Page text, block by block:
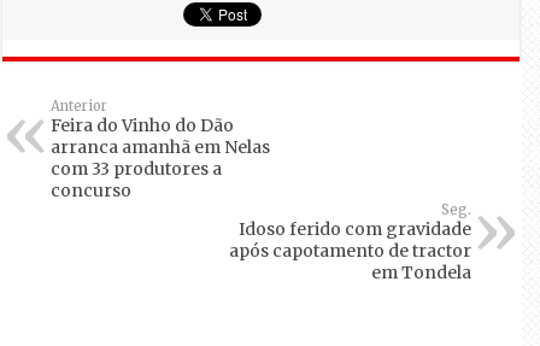
Anterior
Feira do Vinho do Dão
arranca amanhã em Nelas
com 33 produtores a
concurso
Seg.
Idoso ferido com gravidade
após capotamento de tractor
em Tondela